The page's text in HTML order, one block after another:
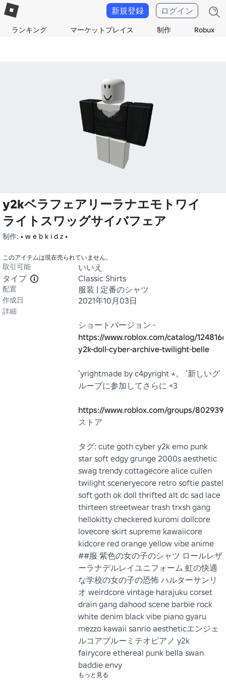
ランキング マーケットプレイス 制作 Robux
新規登録 ログイン
y2kベラフェアリーラナエモトワイ
ライトスワッグサイバフェア
制作: • w e b k i d z •
このアイテムは現在売られていません。
取引可能
いいえ
タイプ
Classic Shirts
配置 服装 | 定番のシャツ
作成日 2021年10月03日
詳細
https://www.roblox.com/catalog/
y2k-doll-cyber-archive-twilight-belle
̊ yrightmade by c4pyright ⋆。 ̊ 新しいグ
ループに参加してさらに <3
https://www.roblox.com/groups/
ストア
タグ: cute goth cyber y2k emo punk
star soft edgy grunge 2000s aesthetic
swag trendy cottagecore alice cullen
twilight sceneryecore retro softie pastel
soft goth ok doll thrifted alt dc sad lace
thirteen streetwear trash trxsh gang
hellokitty checkered kuromi dollcore
lovecore skirt supreme kawaiicore
kidcore red orange yellow vibe anime
##服 紫色の女の子のシャツ ロールレザ
ーラナデルレイユニフォーム 虹の快適
な学校の女の子の恐怖 ハルターサンリ
オ weirdcore vintage harajuku corset
drain gang dahood scene barbie rock
white denim black vibe piano gyaru
mezzo kawaii sanrio aestheticエンジェ
ルコアブルーミテオピアノ y2k
fairycore ethereal punk bella swan
baddie envy
もっと見る